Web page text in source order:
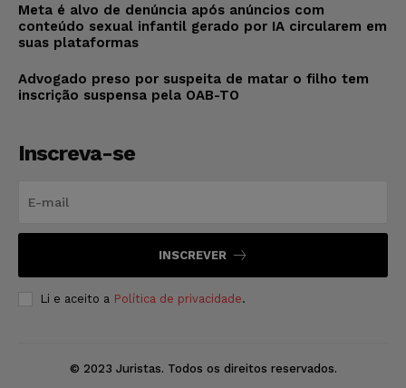
Meta é alvo de denúncia após anúncios com
conteúdo sexual infantil gerado por IA circularem em
suas plataformas
Advogado preso por suspeita de matar o filho tem
inscrição suspensa pela OAB-TO
Inscreva-se
INSCREVER
Li e aceito a Política de privacidade.
© 2023 Juristas. Todos os direitos reservados.